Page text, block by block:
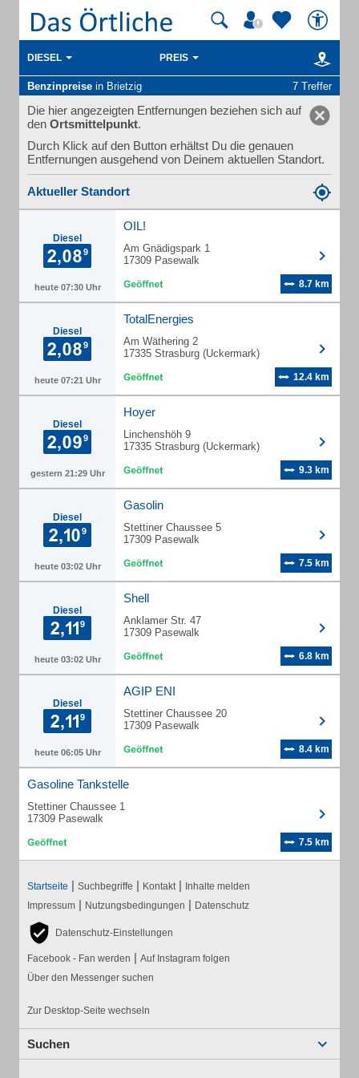
DIESEL PREIS
Benzinpreise in Brietzig 7 Treffer
Die hier angezeigten Entfernungen beziehen sich auf
den Ortsmittelpunkt.
Durch Klick auf den Button erhältst Du die genauen
Entfernungen ausgehend von Deinem aktuellen Standort.
Aktueller Standort
Diesel
heute 07:30 Uhr
OIL!
Am Gnädigspark 1
17309 Pasewalk
8.7 km
Diesel
heute 07:21 Uhr
TotalEnergies
Am Wäthering 2
17335 Strasburg (Uckermark)
12.4 km
Diesel
gestern 21:29 Uhr
Hoyer
Linchenshöh 9
17335 Strasburg (Uckermark)
9.3 km
Diesel
heute 03:02 Uhr
Gasolin
Stettiner Chaussee 5
17309 Pasewalk
7.5 km
Diesel
heute 03:02 Uhr
Shell
Anklamer Str. 47
17309 Pasewalk
6.8 km
Diesel
heute 06:05 Uhr
AGIP ENI
Stettiner Chaussee 20
17309 Pasewalk
8.4 km
Gasoline Tankstelle
Stettiner Chaussee 1
17309 Pasewalk
7.5 km
Startseite | Suchbegriffe | Kontakt | Inhalte melden
Impressum | Nutzungsbedingungen | Datenschutz
Datenschutz-Einstellungen
Facebook - Fan werden | Auf Instagram folgen
Über den Messenger suchen
Zur Desktop-Seite wechseln
Suchen